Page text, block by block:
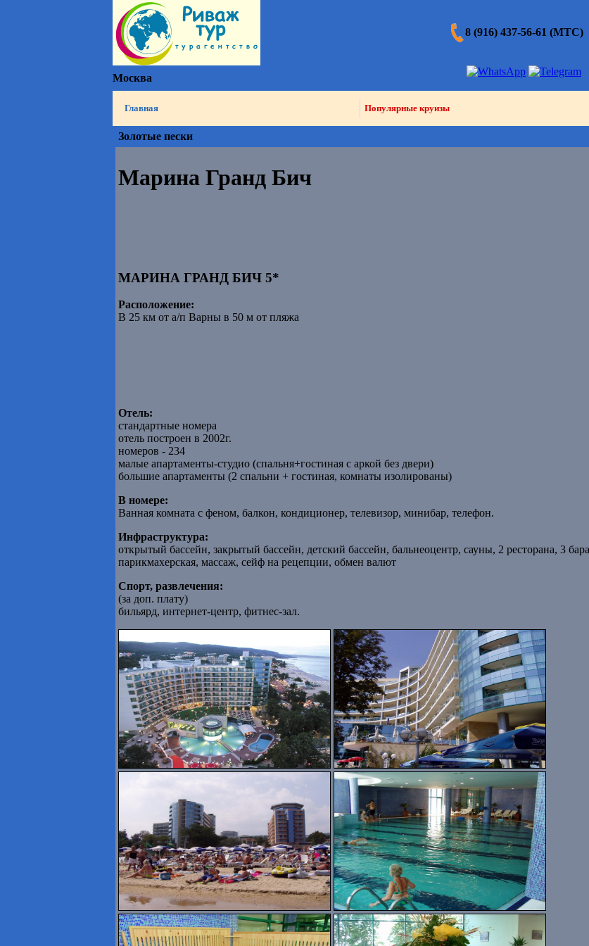
8 (916) 437-56-61 (МТС)
Москва
Главная Популярные круизы
Золотые пески
Марина Гранд Бич
МАРИНА ГРАНД БИЧ 5*
Расположение:
В 25 км от а/п Варны в 50 м от пляжа
Отель:
стандартные номера
отель построен в 2002г.
номеров - 234
малые апартаменты-студио (спальня+гостиная с аркой без двери)
большие апартаменты (2 спальни + гостиная, комнаты изолированы)
В номере:
Ванная комната с феном, балкон, кондиционер, телевизор, минибар, телефон.
Инфраструктура:
открытый бассейн, закрытый бассейн, детский бассейн, бальнеоцентр, сауны, 2 ресторана, 3
парикмахерская, массаж, сейф на рецепции, обмен валют
Спорт, развлечения:
(за доп. плату)
бильярд, интернет-центр, фитнес-зал.